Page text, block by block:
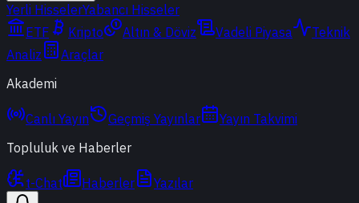
Yerli HisselerYabancı Hisseler
ETF
Kripto Altın & Döviz Vadeli Piyasa
Teknik
Analiz
Araçlar
Akademi
Canlı Yayın Geçmiş Yayınlar
Yayın Takvimi
Topluluk ve Haberler
t-Chat Haberler Yazılar